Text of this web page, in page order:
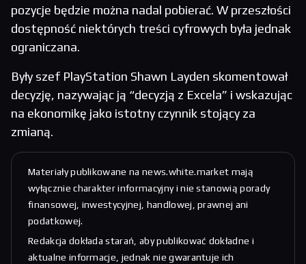
pozycje będzie można nadal pobierać. W przeszłości
dostępność niektórych treści cyfrowych była jednak
ograniczana.
Były szef PlayStation Shawn Layden skomentował
decyzję, nazywając ją “decyzją z Excela” i wskazując
na ekonomikę jako istotny czynnik stojący za
zmianą.
Materiały publikowane na news.white.market mają
wyłącznie charakter informacyjny i nie stanowią porady
finansowej, inwestycyjnej, handlowej, prawnej ani
podatkowej.
Redakcja dokłada starań, aby publikować dokładne i
aktualne informacje, jednak nie gwarantuje ich